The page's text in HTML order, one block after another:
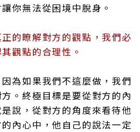
你無法從困境中脫身。
的瞭解對方的觀點，我們必
觀點的合理性。
為如果我們不這麼做，我們
。終極目標是要從對方的內
說，從對方的角度來看待他
內心中，他自己的說法一定